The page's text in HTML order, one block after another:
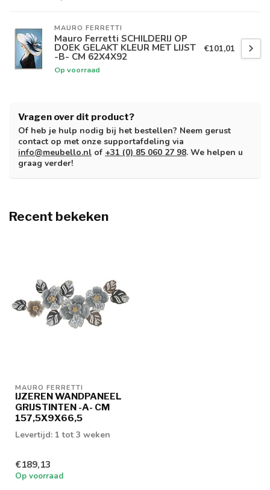
MAURO FERRETTI
Mauro Ferretti SCHILDERIJ OP
DOEK GELAKT KLEUR MET LIJST
-B- CM 62X4X92
Op voorraad
€101,01
Vragen over dit product?
Of heb je hulp nodig bij het bestellen? Neem gerust
contact op met onze supportafdeling via
info@meubello.nl of +31 (0) 85 060 27 98. We helpen u
graag verder!
Recent bekeken
MAURO FERRETTI
IJZEREN WANDPANEEL
GRIJSTINTEN -A- CM
157,5X9X66,5
Levertijd: 1 tot 3 weken
€189,13
Op voorraad